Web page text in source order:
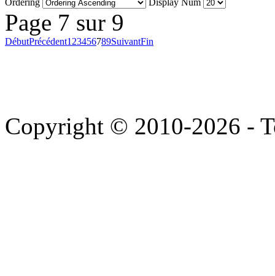
Page 7 sur 9
DébutPrécédent1 23456789SuivantFin
Copyright © 2010-2026 -